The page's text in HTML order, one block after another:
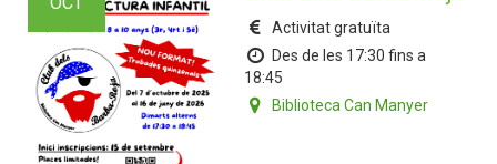
Activitat gratuïta
Des de les 17:30 fins a
18:45
Biblioteca Can Manyer